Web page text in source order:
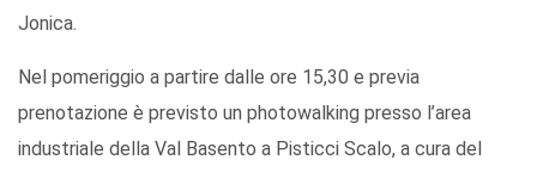
Jonica.
Nel pomeriggio a partire dalle ore 15,30 e previa
prenotazione è previsto un photowalking presso l’area
industriale della Val Basento a Pisticci Scalo, a cura del